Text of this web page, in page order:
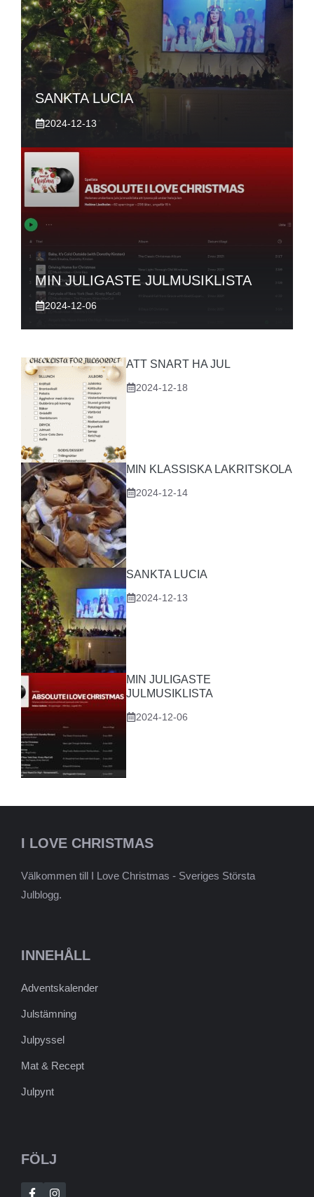
SANKTA LUCIA
2024-12-13
MIN JULIGASTE JULMUSIKLISTA
2024-12-06
ATT SNART HA JUL
2024-12-18
MIN KLASSISKA LAKRITSKOLA
2024-12-14
SANKTA LUCIA
2024-12-13
MIN JULIGASTE
JULMUSIKLISTA
2024-12-06
I LOVE CHRISTMAS
Välkommen till I Love Christmas - Sveriges Största
Julblogg.
INNEHÅLL
Adventskalender
Julstämning
Julpyssel
Mat & Recept
Julpynt
FÖLJ